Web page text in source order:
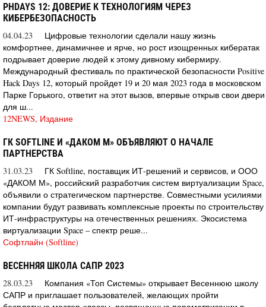
PHDAYS 12: ДОВЕРИЕ К ТЕХНОЛОГИЯМ ЧЕРЕЗ
КИБЕРБЕЗОПАСНОСТЬ
04.04.23
Цифровые технологии сделали нашу жизнь
комфортнее, динамичнее и ярче, но рост изощренных кибератак
подрывает доверие людей к этому дивному кибермиру.
Международный фестиваль по практической безопасности Positive
Hack Days 12, который пройдет 19 и 20 мая 2023 года в московском
Парке Горького, ответит на этот вызов, впервые открыв свои двери
для ш...
12NEWS, Издание
ГК SOFTLINE И «ДАКОМ М» ОБЪЯВЛЯЮТ О НАЧАЛЕ
ПАРТНЕРСТВА
31.03.23
ГК Softline, поставщик ИТ-решений и сервисов, и ООО
«ДАКОМ М», российский разработчик систем виртуализации Space,
объявили о стратегическом партнерстве. Совместными усилиями
компании будут развивать комплексные проекты по строительству
ИТ-инфраструктуры на отечественных решениях. Экосистема
виртуализации Space – спектр реше...
Софтлайн (Softline)
ВЕСЕННЯЯ ШКОЛА САПР 2023
28.03.23
Компания «Топ Системы» открывает Весеннюю школу
САПР и приглашает пользователей, желающих пройти